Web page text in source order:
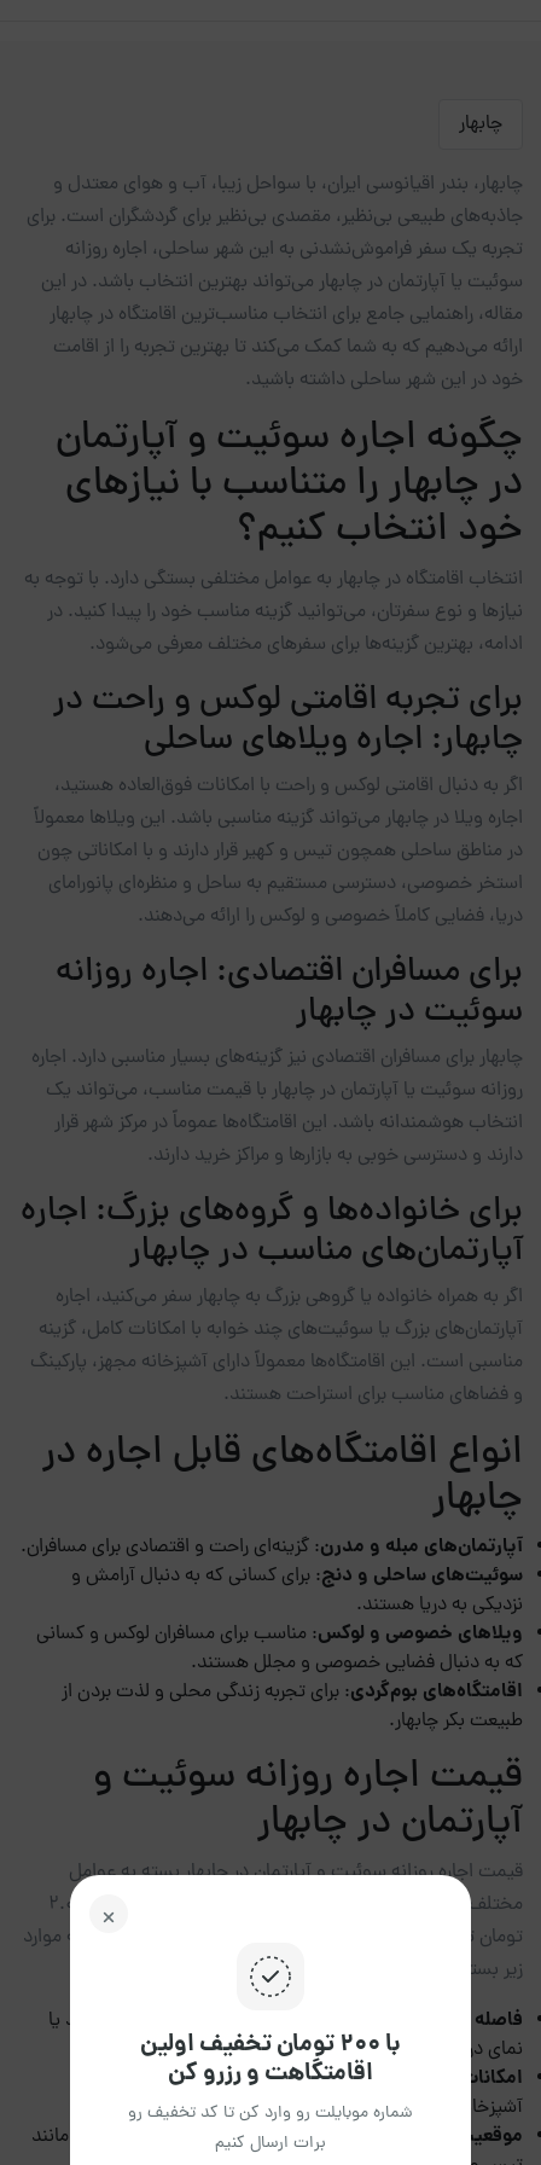
چابهار
چابهار، بندر اقیانوسی ایران، با سواحل زیبا، آب و هوای معتدل و
جاذبه‌های طبیعی بی‌نظیر، مقصدی بی‌نظیر برای گردشگران است. برای
تجربه یک سفر فراموش‌نشدنی به این شهر ساحلی، اجاره روزانه
سوئیت یا آپارتمان در چابهار می‌تواند بهترین انتخاب باشد. در این
مقاله، راهنمایی جامع برای انتخاب مناسب‌ترین اقامتگاه در چابهار
ارائه می‌دهیم که به شما کمک می‌کند تا بهترین تجربه را از اقامت
خود در این شهر ساحلی داشته باشید.
چگونه اجاره سوئیت و آپارتمان
در چابهار را متناسب با نیازهای
خود انتخاب کنیم؟
انتخاب اقامتگاه در چابهار به عوامل مختلفی بستگی دارد. با توجه به
نیازها و نوع سفرتان، می‌توانید گزینه مناسب خود را پیدا کنید. در
ادامه، بهترین گزینه‌ها برای سفرهای مختلف معرفی می‌شود.
برای تجربه اقامتی لوکس و راحت در
چابهار: اجاره ویلاهای ساحلی
اگر به دنبال اقامتی لوکس و راحت با امکانات فوق‌العاده هستید،
اجاره ویلا در چابهار می‌تواند گزینه مناسبی باشد. این ویلاها معمولاً
در مناطق ساحلی همچون تیس و کهیر قرار دارند و با امکاناتی چون
استخر خصوصی، دسترسی مستقیم به ساحل و منظره‌ای پانورامای
دریا، فضایی کاملاً خصوصی و لوکس را ارائه می‌دهند.
برای مسافران اقتصادی: اجاره روزانه
سوئیت در چابهار
چابهار برای مسافران اقتصادی نیز گزینه‌های بسیار مناسبی دارد. اجاره
روزانه سوئیت یا آپارتمان در چابهار با قیمت مناسب، می‌تواند یک
انتخاب هوشمندانه باشد. این اقامتگاه‌ها عموماً در مرکز شهر قرار
دارند و دسترسی خوبی به بازارها و مراکز خرید دارند.
برای خانواده‌ها و گروه‌های بزرگ: اجاره
آپارتمان‌های مناسب در چابهار
اگر به همراه خانواده یا گروهی بزرگ به چابهار سفر می‌کنید، اجاره
آپارتمان‌های بزرگ یا سوئیت‌های چند خوابه با امکانات کامل، گزینه
مناسبی است. این اقامتگاه‌ها معمولاً دارای آشپزخانه مجهز، پارکینگ
و فضاهای مناسب برای استراحت هستند.
انواع اقامتگاه‌های قابل اجاره در
چابهار
آپارتمان‌های مبله و مدرن: گزینه‌ای راحت و اقتصادی برای مسافران.
سوئیت‌های ساحلی و دنج: برای کسانی که به دنبال آرامش و
نزدیکی به دریا هستند.
ویلاهای خصوصی و لوکس: مناسب برای مسافران لوکس و کسانی
که به دنبال فضایی خصوصی و مجلل هستند.
اقامتگاه‌های بوم‌گردی: برای تجربه زندگی محلی و لذت بردن از
طبیعت بکر چابهار.
قیمت اجاره روزانه سوئیت و
آپارتمان در چابهار
قیمت اجاره روزانه سوئیت و آپارتمان در چابهار بسته به عوامل
مختلف متغیر است. به‌طور کلی، قیمت‌ها می‌توانند از 2.000.000
تومان تا 6.000.000 تومان متغیر باشند. این تغییرات عمدتاً به موارد
زیر بستگی دارد:
فاصله از دریا
: واحدهایی که دسترسی مستقیم به ساحل دارند یا
نمای دریا دارند، معمولاً قیمت بالاتری دارند.
امکانات رفاهی
: وجود امکانات ویژه مانند استخر، پارکینگ، یا
آشپزخانه مجهز می‌تواند بر قیمت اجاره تأثیر زیادی بگذارد.
موقعیت مکانی
: واحدهای واقع در مناطق توریستی و ساحلی مانند
با ۲۰۰ تومان تخفیف اولین
اقامتگاهت و رزرو کن
شماره موبایلت رو وارد کن تا کد تخفیف رو
برات ارسال کنیم